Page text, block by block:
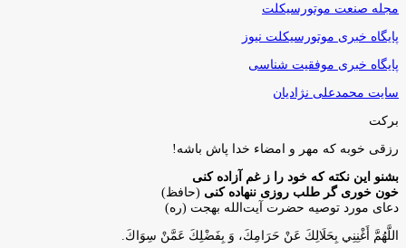
مجله صنعت موتورسیکلت
پایگاه خبری موتورسیکلت نیوز
پایگاه خبری موفقیت شناسی
سایت محمدعلی نژادیان
برکت
رزقی خوبه كه مهر و امضاء خدا پاش باشه!
بشنو این نکته که خود را ز غم آزاده کنی
خون خوری گر طلب روزی ننهاده کنی (حافظ)
دعای مورد توصیه حضرت آیت‌الله بهجت (ره)
اللَّهُمَّ أَغْنِنِي بِحَلَالِكَ عَنْ حَرَامِكَ، وَ بِفَضْلِكَ عَمَّنْ سِوَاكَ‏.